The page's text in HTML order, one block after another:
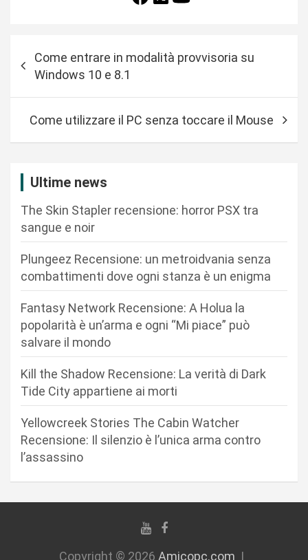
Come entrare in modalità provvisoria su
Windows 10 e 8.1
Come utilizzare il PC senza toccare il Mouse
Ultime news
The Skin Stapler recensione: horror PSX tra
sangue e noir
Plungeez Recensione: un metroidvania senza
combattimenti dove ogni stanza è un enigma
Fantasy Network Recensione: A Holua la
popolarità è un’arma e ogni “Mi piace” può
salvare il mondo
Kill the Shadow Recensione: La verità di Dark
Tide City appartiene ai morti
Yellowcreek Stories The Cabin Watcher
Recensione: Il silenzio è l’unica arma contro
l’assassino
Copyright © 2026 Amicopc.com